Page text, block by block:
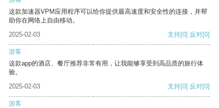
这款加速器VPM应用程序可以给你提供最高速度和安全性的连接，并帮
助你在网络上自由移动。
2025-02-03
支持[0] 反对[0]
游客
这款app的酒店、餐厅推荐非常有用，让我能够享受到高品质的旅行体
验。
2025-02-03
支持[0] 反对[0]
游客